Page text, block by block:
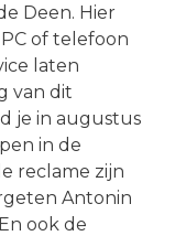
Deen. Hier
of telefoon
laten
van dit
je in augustus
in de
reclame zijn
Antonin
ook de